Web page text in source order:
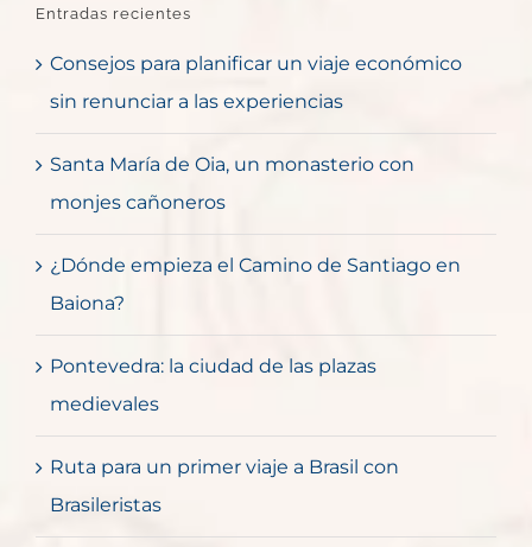
Entradas recientes
Consejos para planificar un viaje económico
sin renunciar a las experiencias
Santa María de Oia, un monasterio con
monjes cañoneros
¿Dónde empieza el Camino de Santiago en
Baiona?
Pontevedra: la ciudad de las plazas
medievales
Ruta para un primer viaje a Brasil con
Brasileristas